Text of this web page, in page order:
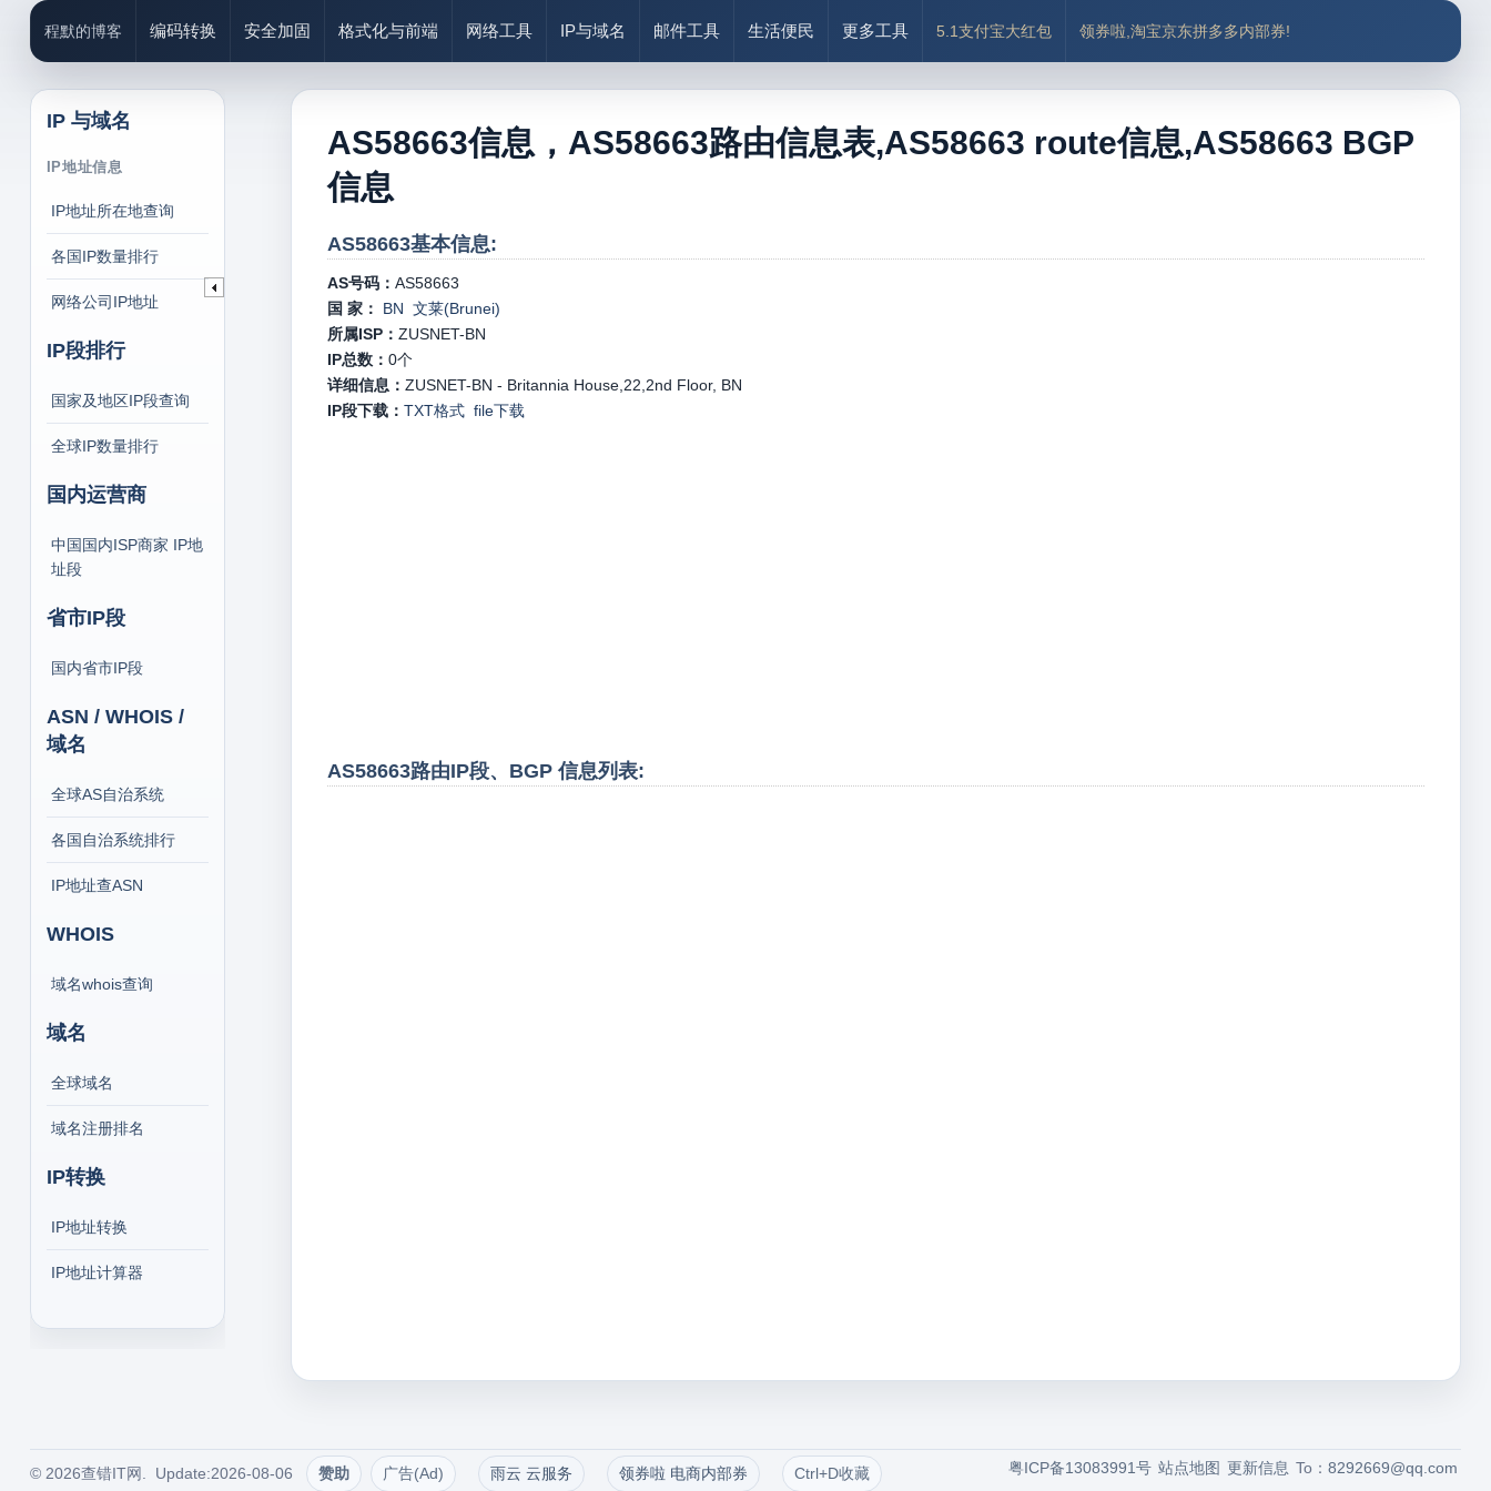
程默的博客 编码转换 安全加固 格式化与前端 网络工具 IP与域名 邮件工具 生活便民 更多工具 5.1支付宝大红包 领券啦,淘宝京东拼多多内部券!
IP 与域名
IP地址信息
IP地址所在地查询
各国IP数量排行
网络公司IP地址
IP段排行
国家及地区IP段查询
全球IP数量排行
国内运营商
中国国内ISP商家 IP地
址段
省市IP段
国内省市IP段
ASN / WHOIS /
域名
全球AS自治系统
各国自治系统排行
IP地址查ASN
WHOIS
域名whois查询
域名
全球域名
域名注册排名
IP转换
IP地址转换
IP地址计算器
AS58663信息，AS58663路由信息表,AS58663 route信息,AS58663 BGP
信息
AS58663基本信息:
AS号码： AS58663
国 家：
BN 文莱(Brunei)
所属ISP： ZUSNET-BN
IP总数： 0个
详细信息： ZUSNET-BN - Britannia House,22,2nd Floor, BN
IP段下载： TXT格式 file下载
AS58663路由IP段、BGP 信息列表:
© 2026查错IT网. Update:2026-08-06 赞助 广告(Ad) 雨云 云服务 领券啦 电商内部券 Ctrl+D收藏 To：8292669@qq.com
更新信息
站点地图
粤ICP备13083991号